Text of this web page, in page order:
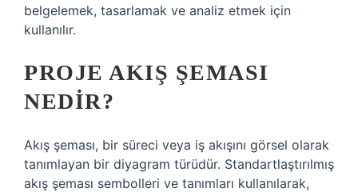
belgelemek, tasarlamak ve analiz etmek için
kullanılır.
PROJE AKIŞ ŞEMASI
NEDIR?
Akış şeması, bir süreci veya iş akışını görsel olarak
tanımlayan bir diyagram türüdür. Standartlaştırılmış
akış şeması sembolleri ve tanımları kullanılarak,